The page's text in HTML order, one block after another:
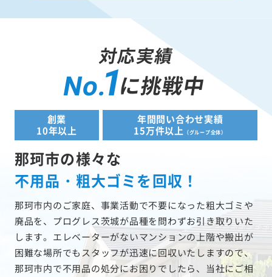
対応実績
No.1に挑戦中
創業
10年以上
年間問い合わせ実績
15万件以上
（グループ全体）
那珂市の様々な
不用品・粗大ゴミを回収！
那珂市内のご家庭、事業活動で不要になった粗大ゴミや
廃品を、プログレス茨城が品種を問わずお引き取りいた
します。エレベーターがないマンションの上階や搬出が
困難な場所でもスタッフが迅速に回収いたしますので、
那珂市内で不用品の処分にお困りでしたら、当社にご相